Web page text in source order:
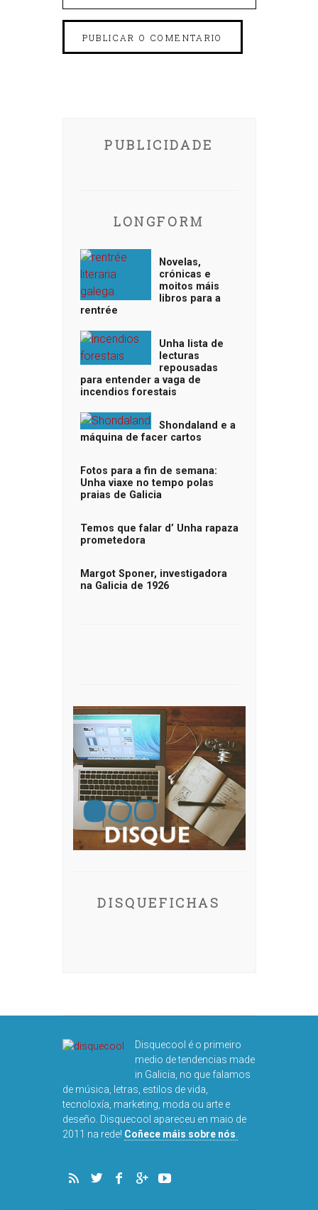
PUBLICIDADE
LONGFORM
Novelas,
crónicas e
moitos máis
libros para a
rentrée
Unha lista de
lecturas
repousadas
para entender a vaga de
incendios forestais
Shondaland e a
máquina de facer cartos
Fotos para a fin de semana:
Unha viaxe no tempo polas
praias de Galicia
Temos que falar d’ Unha rapaza
prometedora
Margot Sponer, investigadora
na Galicia de 1926
DISQUEFICHAS
Disquecool é o primeiro
medio de tendencias made
in Galicia, no que falamos
de música, letras, estilos de vida,
tecnoloxía, marketing, moda ou arte e
deseño. Disquecool apareceu en maio de
2011 na rede! Coñece máis sobre nós